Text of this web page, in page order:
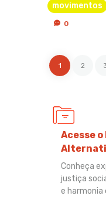
movimentos
0
1 2
Acesse
Conheça
justiça
e harmonia